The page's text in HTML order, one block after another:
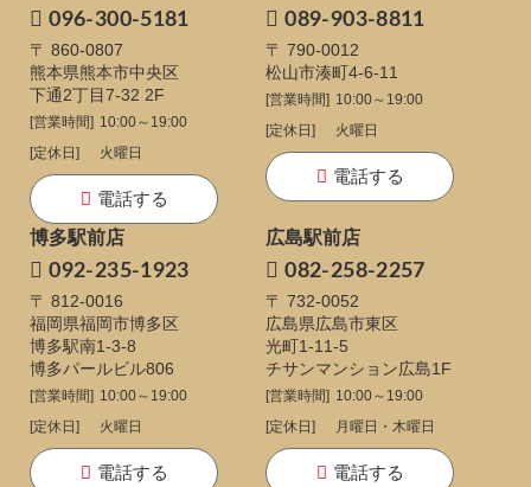
096-300-5181
〒 860-0807
熊本県熊本市中央区
下通2丁目7-32 2F
[営業時間] 10:00～19:00
[定休日]
火曜日
電話する
089-903-8811
〒 790-0012
松山市湊町4-6-11
[営業時間] 10:00～19:00
[定休日]
火曜日
電話する
博多駅前店
092-235-1923
〒 812-0016
福岡県福岡市博多区
博多駅南1-3-8
博多パールビル806
[営業時間] 10:00～19:00
[定休日]
火曜日
電話する
広島駅前店
082-258-2257
〒 732-0052
広島県広島市東区
光町1-11-5
チサンマンション広島1F
[営業時間] 10:00～19:00
[定休日]
月曜日・木曜日
電話する